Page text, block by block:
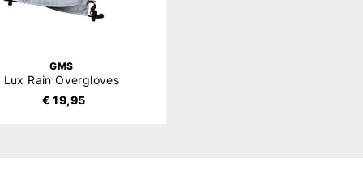
GMS
Lux Rain Overgloves
€ 19,95